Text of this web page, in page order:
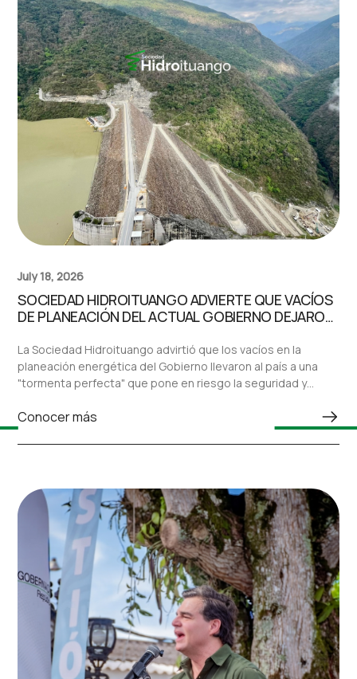
July 18, 2026
SOCIEDAD HIDROITUANGO ADVIERTE QUE VACÍOS
DE PLANEACIÓN DEL ACTUAL GOBIERNO DEJARON
SECTOR ELÉCTRICO
La Sociedad Hidroituango advirtió que los vacíos en la
planeación energética del Gobierno llevaron al país a una
"tormenta perfecta" que pone en riesgo la seguridad y
Conocer más